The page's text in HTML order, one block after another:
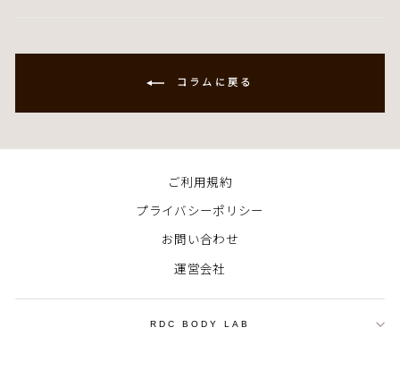
ア
ア
コラムに戻る
ご利用規約
プライバシーポリシー
お問い合わせ
運営会社
RDC BODY LAB